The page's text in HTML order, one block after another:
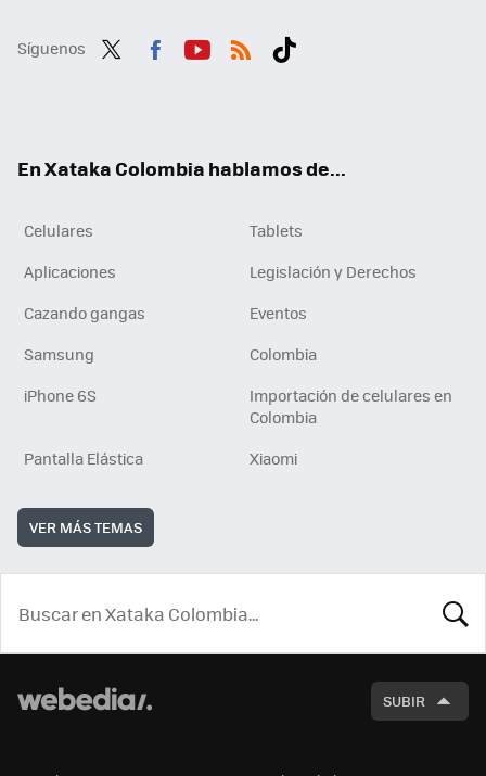
Síguenos
En Xataka Colombia hablamos de...
Celulares
Tablets
Aplicaciones
Legislación y Derechos
Cazando gangas
Eventos
Samsung
Colombia
iPhone 6S
Importación de celulares en
Colombia
Pantalla Elástica
Xiaomi
VER MÁS TEMAS
SUBIR